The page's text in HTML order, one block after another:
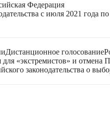
Федерация
с июля 2021 года
Дистанционное голосование
«экстремистов» и отмена
законодательства о